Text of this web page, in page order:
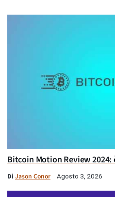
Bitcoin Motion Review
Di Jason Conor Agosto 3, 2026